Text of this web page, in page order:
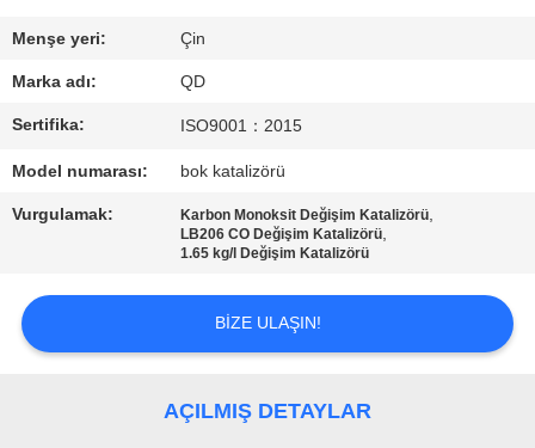
BIZE
ULAŞIN
VAKALAR
SITE
HARITASI
Menşe yeri: Çin
Marka adı: QD
Sertifika: ISO9001：2015
Model numarası: bok katalizörü
Vurgulamak: Karbon Monoksit Değişim Katalizörü,
LB206 CO Değişim Katalizörü,
1.65 kg/l Değişim Katalizörü
BIZE ULAŞIN!
AÇILMIŞ DETAYLAR